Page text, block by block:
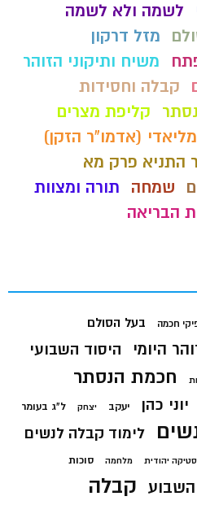
לשמה ולא לשמה
מזל דרקון
משיח ותיקוני הזוהר
קבלה וחסידות
קליפת מצרים
(אדמו"ר הזקן)
התניא פרק מא
שמחה
תורה ומצוות
הבריאה
חכמה בעל הסולם
היומי היסוד השבועי
חכמת הנסתר
יוני כהן יעקב יצחק ל"ג בעומר
לימוד קבלה לנשים
יהודית מלחמה סוכות
קבלה